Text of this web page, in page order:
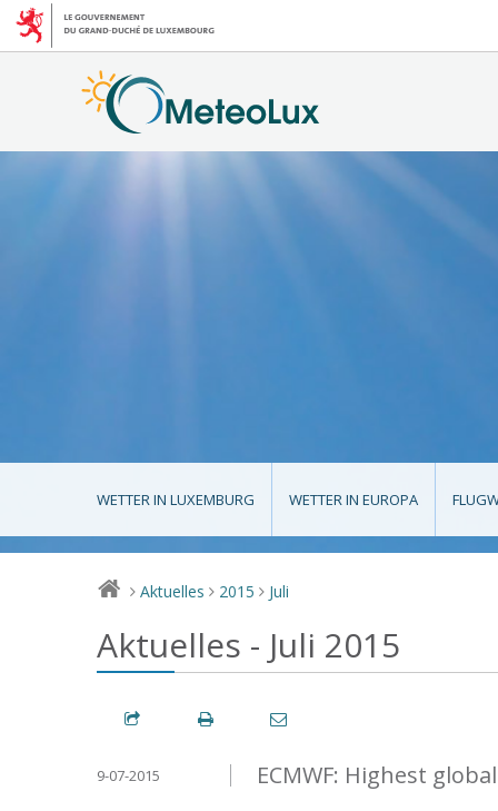
WETTER IN LUXEMBURG WETTER IN EUROPA
> Aktuelles > 2015 > Juli
Aktuelles - Juli 2015
ECMWF: Highest
9-07-2015